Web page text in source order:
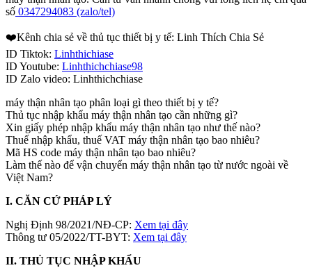
số 0347294083 (zalo/tel)
❤️Kênh chia sẻ về thủ tục thiết bị y tế: Linh Thích Chia Sẻ
ID Tiktok: Linhthichiase
ID Youtube: Linhthichchiase98
ID Zalo video: Linhthichchiase
máy thận nhân tạo phân loại gì theo thiết bị y tế?
Thủ tục nhập khẩu máy thận nhân tạo cần những gì?
Xin giấy phép nhập khẩu máy thận nhân tạo như thế nào?
Thuế nhập khẩu, thuế VAT máy thận nhân tạo bao nhiêu?
Mã HS code máy thận nhân tạo bao nhiêu?
Làm thế nào để vận chuyển máy thận nhân tạo từ nước ngoài về
Việt Nam?
I. CĂN CỨ PHÁP LÝ
Nghị Định 98/2021/NĐ-CP: Xem tại đây
Thông tư 05/2022/TT-BYT: Xem tại đây
II. THỦ TỤC NHẬP KHẨU